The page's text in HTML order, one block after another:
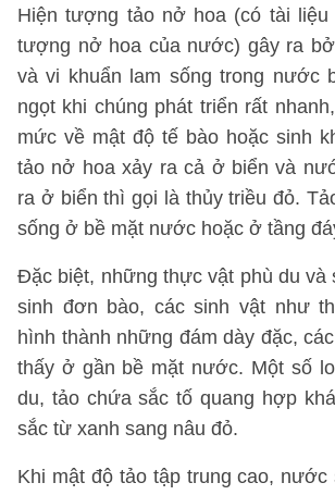
Hiện tượng tảo nở hoa (có tài liệu
tượng nở hoa của nước) gây ra
và vi khuẩn lam sống trong nước
ngọt khi chúng phát triển rất
mức về mật độ tế bào hoặc sinh
tảo nở hoa xảy ra cả ở biển và
ra ở biển thì gọi là thủy triều đỏ.
sống ở bề mặt nước hoặc ở tầng
Đặc biệt, những thực vật phù du và
sinh đơn bào, các sinh vật như
hình thành những đám dày đặc,
thấy ở gần bề mặt nước. Một số
du, tảo chứa sắc tố quang hợp
sắc từ xanh sang nâu đỏ.
Khi mật độ tảo tập trung cao, nước